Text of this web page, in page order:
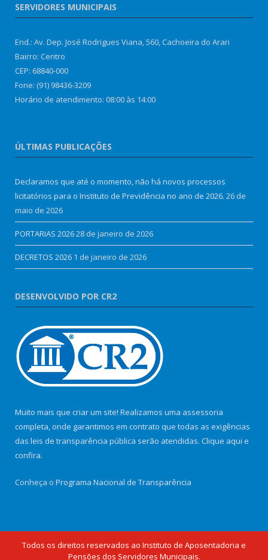
SERVIDORES MUNICIPAIS
End.: Av. Dep. José Rodrigues Viana, 560, Cachoeira do Arari
Bairro: Centro
CEP: 68840-000
Fone: (91) 98436-3209
Horário de atendimento: 08:00 às 14:00
ÚLTIMAS PUBLICAÇÕES
Declaramos que até o momento, não há novos processos
licitatórios para o Instituto de Previdência no ano de 2026. 26 de
maio de 2026
PORTARIAS 202628 de janeiro de 2026
DECRETOS 2026 1 de janeiro de 2026
DESENVOLVIDO POR CR2
Muito mais que criar um site! Realizamos uma assessoria
completa, onde garantimos em contrato que todas as exigências
das leis de transparência pública serão atendidas. Clique aqui e
confira.
Conheça o Programa Nacional de Transparência
Todos os direitos reservados ao Instituto de Aposentadoria e
Pensões dos Servidores Municipais.